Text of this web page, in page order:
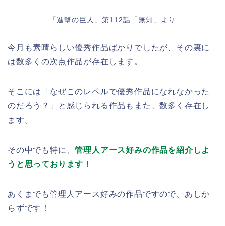
「進撃の巨人」第112話「無知」より
今月も素晴らしい優秀作品ばかりでしたが、その裏に
は数多くの次点作品が存在します。
そこには「なぜこのレベルで優秀作品になれなかった
のだろう？」と感じられる作品もまた、数多く存在し
ます。
その中でも特に、管理人アース好みの作品を紹介しよ
うと思っております！
あくまでも管理人アース好みの作品ですので、あしか
らずです！